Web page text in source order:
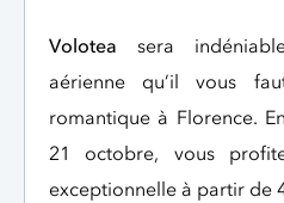
Volotea sera
aérienne qu’il vous
romantique à Florence.
21 octobre, vous
exceptionnelle à partir de